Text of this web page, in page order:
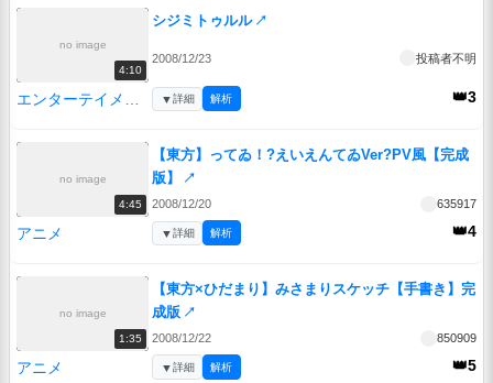
no image
4:10
シジミトゥルル ↗
2008/12/23 投稿者不明
👑3
▼詳細 解析
no image
4:45
【東方】ってゐ！?えいえんてゐVer?PV風【完成
版】
↗
2008/12/20 635917
アニメ 👑4
▼詳細 解析
no image
1:35
【東方×ひだまり】みさまりスケッチ【手書き】完
成版 ↗
2008/12/22 850909
アニメ 👑5
▼詳細 解析